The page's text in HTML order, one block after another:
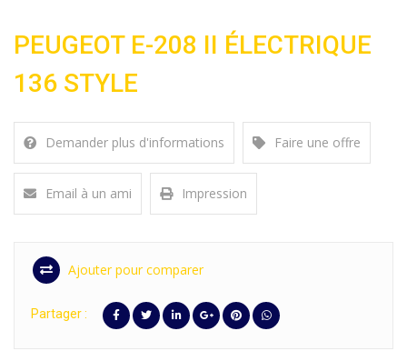
PEUGEOT E-208 II ÉLECTRIQUE
136 STYLE
Demander plus d'informations Faire une offre
Email à un ami Impression
Ajouter pour comparer
Partager :